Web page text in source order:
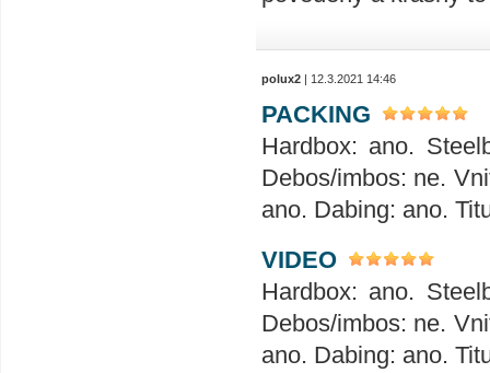
polux2 | 12.3.2021 14:46
PACKING
Hardbox: ano.
Debos/imbos: ne.
ano. Dabing: ano.
VIDEO
Hardbox: ano.
Debos/imbos: ne.
ano. Dabing: ano.